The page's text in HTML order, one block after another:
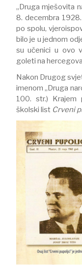
„Druga mješovita
8. decembra
po spolu,
bilo je u jednom
su učenici u ovo
goleti na
Nakon Drugog
imenom „Druga
100. str.) Krajem
školski list Crveni